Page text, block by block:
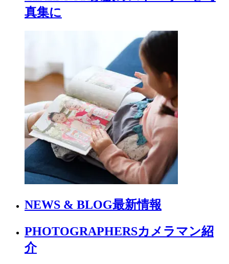
真集に
NEWS & BLOG最新情報
PHOTOGRAPHERSカメラマン紹
介